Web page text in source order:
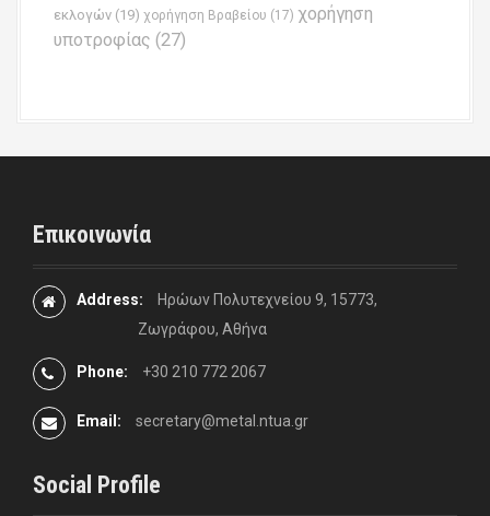
εκλογών (19) χορήγηση Βραβείου (17) χορήγηση
υποτροφίας (27)
Επικοινωνία
Address:
Ηρώων Πολυτεχνείου 9, 15773,
Ζωγράφου, Αθήνα
Phone: +30 210 772 2067
Email: secretary@metal.ntua.gr
Social Profile